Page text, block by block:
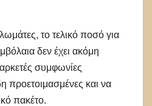
το τελικό ποσό για
δεν έχει ακόμη
συμφωνίες
προετοιμασμένες και να
πακέτο.